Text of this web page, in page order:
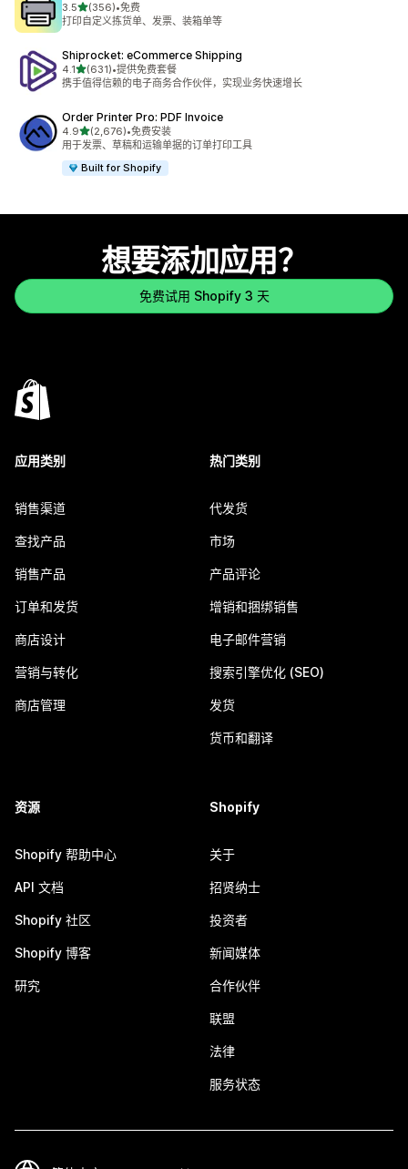
3.5星（满分 5 星）
(356)
总共 356 条评论
•免费
打印自定义拣货单、发票、装箱单等
Shiprocket: eCommerce Shipping
4.1星（满分 5 星）
(631)
总共 631 条评论
•提供免费套餐
携手值得信赖的电子商务合作伙伴，实现业务快速增长
Order Printer Pro: PDF Invoice
4.9星（满分 5 星）
(2,676)
总共 2676 条评论
•免费安装
用于发票、草稿和运输单据的订单打印工具
Built for Shopify
想要添加应用？
免费试用 Shopify 3 天
应用类别
销售渠道
查找产品
销售产品
订单和发货
商店设计
营销与转化
商店管理
热门类别
代发货
市场
产品评论
增销和捆绑销售
电子邮件营销
搜索引擎优化 (SEO)
发货
货币和翻译
资源
Shopify 帮助中心
API 文档
Shopify 社区
Shopify 博客
研究
Shopify
关于
招贤纳士
投资者
新闻媒体
合作伙伴
联盟
法律
服务状态